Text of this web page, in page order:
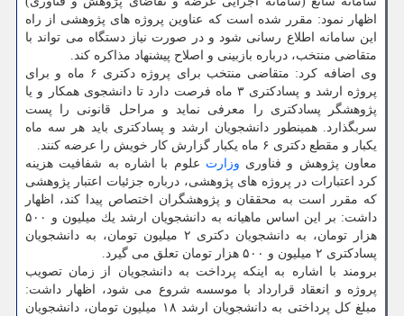
اظهار نمود: مقرر شده است كه عناوین پروژه های پژوهشی از راه
این سامانه اطلاع رسانی شود و در صورت نیاز دستگاه می تواند با
متقاضی منتخب، درباره بازبینی و اصلاح پیشنهاد مذاكره كند.
وی اضافه كرد: متقاضی منتخب برای پروژه دكتری ۶ ماه و برای
پروژه ارشد و پسادكتری ۳ ماه فرصت دارد تا دانشجوی همكار و یا
پژوهشگر پسادكتری را معرفی نماید و مراحل قانونی را پست
سربگذارد. همینطور دانشجویان ارشد و پسادكتری باید هر سه ماه
یكبار و مقطع دكتری ۶ ماه یكبار گزارش كار خویش را عرضه كنند.
معاون پژوهش و فناوری وزارت علوم با اشاره به شفافیت هزینه
كرد اعتبارات در پروژه های پژوهشی، درباره جزئیات اعتبار پژوهشی
كه مقرر است به محققان و پژوهشگران اختصاص پیدا كند، اظهار
داشت: بر این اساس ماهیانه به دانشجویان ارشد یك میلیون و ۵۰۰
هزار تومان، به دانشجویان دكتری ۲ میلیون تومان، به دانشجویان
پسادكتری ۲ میلیون و ۵۰۰ هزار تومان تعلق می گیرد.
برومند با اشاره به اینكه پرداخت به دانشجویان از زمان تصویب
پروژه و انعقاد قرارداد با موسسه شروع می شود، اظهار داشت:
مبلغ كل پرداختی به دانشجویان ارشد ۱۸ میلیون تومان، دانشجویان